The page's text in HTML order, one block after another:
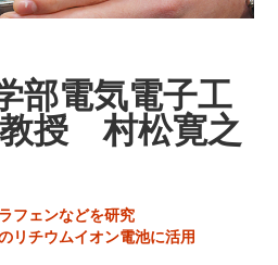
部電気電子工
授 村松寛之
フェンなどを研究
リチウムイオン電池に活用